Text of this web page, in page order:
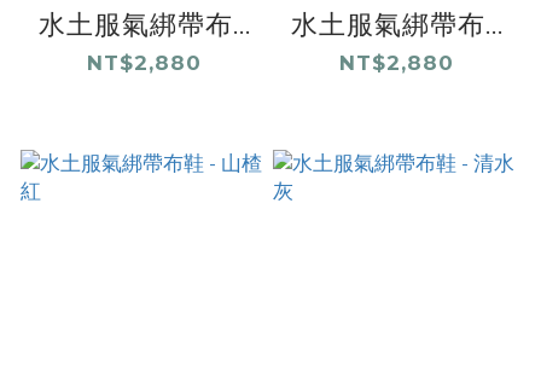
水土服氣綁帶布...
NT$2,880
水土服氣綁帶布...
NT$2,880